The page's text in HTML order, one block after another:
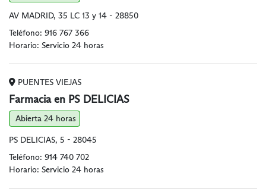
AV MADRID, 35 LC 13 y 14 - 28850
Teléfono: 916 767 366
Horario: Servicio 24 horas
PUENTES VIEJAS
Farmacia en PS DELICIAS
Abierta 24 horas
PS DELICIAS, 5 - 28045
Teléfono: 914 740 702
Horario: Servicio 24 horas